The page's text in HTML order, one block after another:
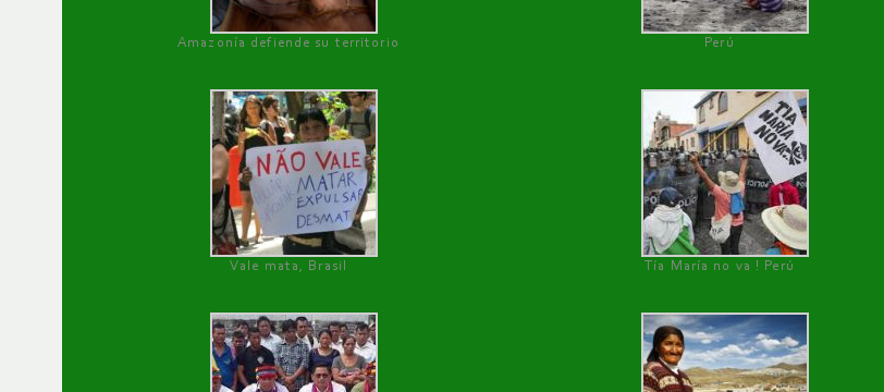
Amazonía defiende su territorio Perú
Vale mata, Brasil Tía María no va ! Perú